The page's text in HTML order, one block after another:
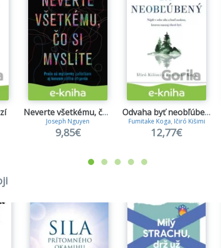
Neverte všetkému, čo si myslíte
Joseph Nguyen
9,85€
Odvaha byť neobľúbený
Fumitake Koga, Ičiró Kišimi
12,77€